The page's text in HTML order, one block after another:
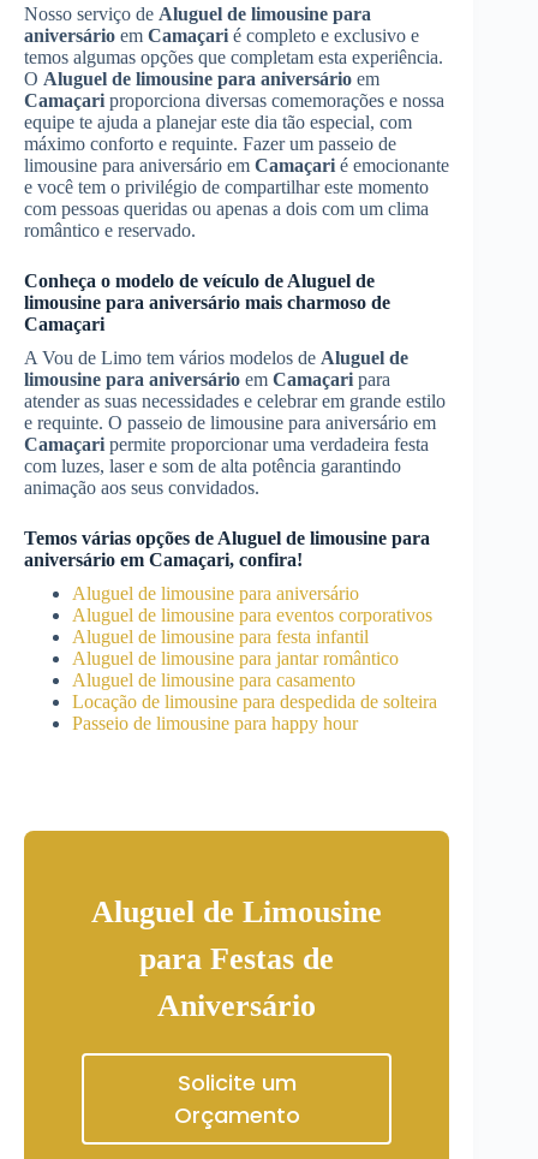
Nosso serviço de Aluguel de limousine para
aniversário em Camaçari é completo e exclusivo e
temos algumas opções que completam esta experiência.
O Aluguel de limousine para aniversário em
Camaçari proporciona diversas comemorações e nossa
equipe te ajuda a planejar este dia tão especial, com
máximo conforto e requinte. Fazer um passeio de
limousine para aniversário em Camaçari é emocionante
e você tem o privilégio de compartilhar este momento
com pessoas queridas ou apenas a dois com um clima
romântico e reservado.
Conheça o modelo de veículo de Aluguel de
limousine para aniversário mais charmoso de
Camaçari
A Vou de Limo tem vários modelos de Aluguel de
limousine para aniversário em Camaçari para
atender as suas necessidades e celebrar em grande estilo
e requinte. O passeio de limousine para aniversário em
Camaçari permite proporcionar uma verdadeira festa
com luzes, laser e som de alta potência garantindo
animação aos seus convidados.
Temos várias opções de Aluguel de limousine para
aniversário em Camaçari, confira!
Aluguel de limousine para aniversário
Aluguel de limousine para eventos corporativos
Aluguel de limousine para festa infantil
Aluguel de limousine para jantar romântico
Aluguel de limousine para casamento
Locação de limousine para despedida de solteira
Passeio de limousine para happy hour
Aluguel de Limousine
para Festas de
Aniversário
Solicite um
Orçamento